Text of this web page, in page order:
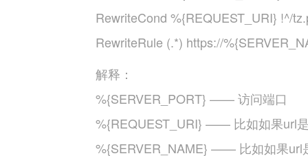
RewriteCond %{REQUEST_URI} !^/
RewriteRule (.*) https://
解释：
%{SERVER_PORT} —— 访问端口
%{REQUEST_URI} —— 比如如果url
%{SERVER_NAME} —— 比如如果url